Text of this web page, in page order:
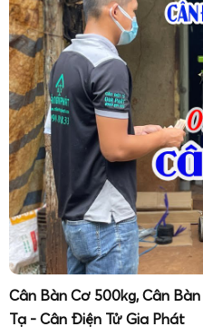
Cân Bàn Cơ 500kg, Cân
Tạ - Cân Điện Tử Gia Phát